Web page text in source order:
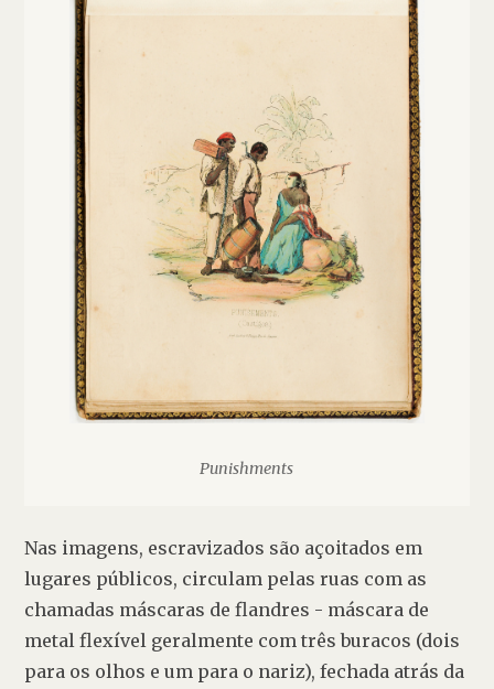
Punishments
Nas imagens, escravizados são açoitados em
lugares públicos, circulam pelas ruas com as
chamadas máscaras de flandres - máscara de
metal flexível geralmente com três buracos (dois
para os olhos e um para o nariz), fechada atrás da